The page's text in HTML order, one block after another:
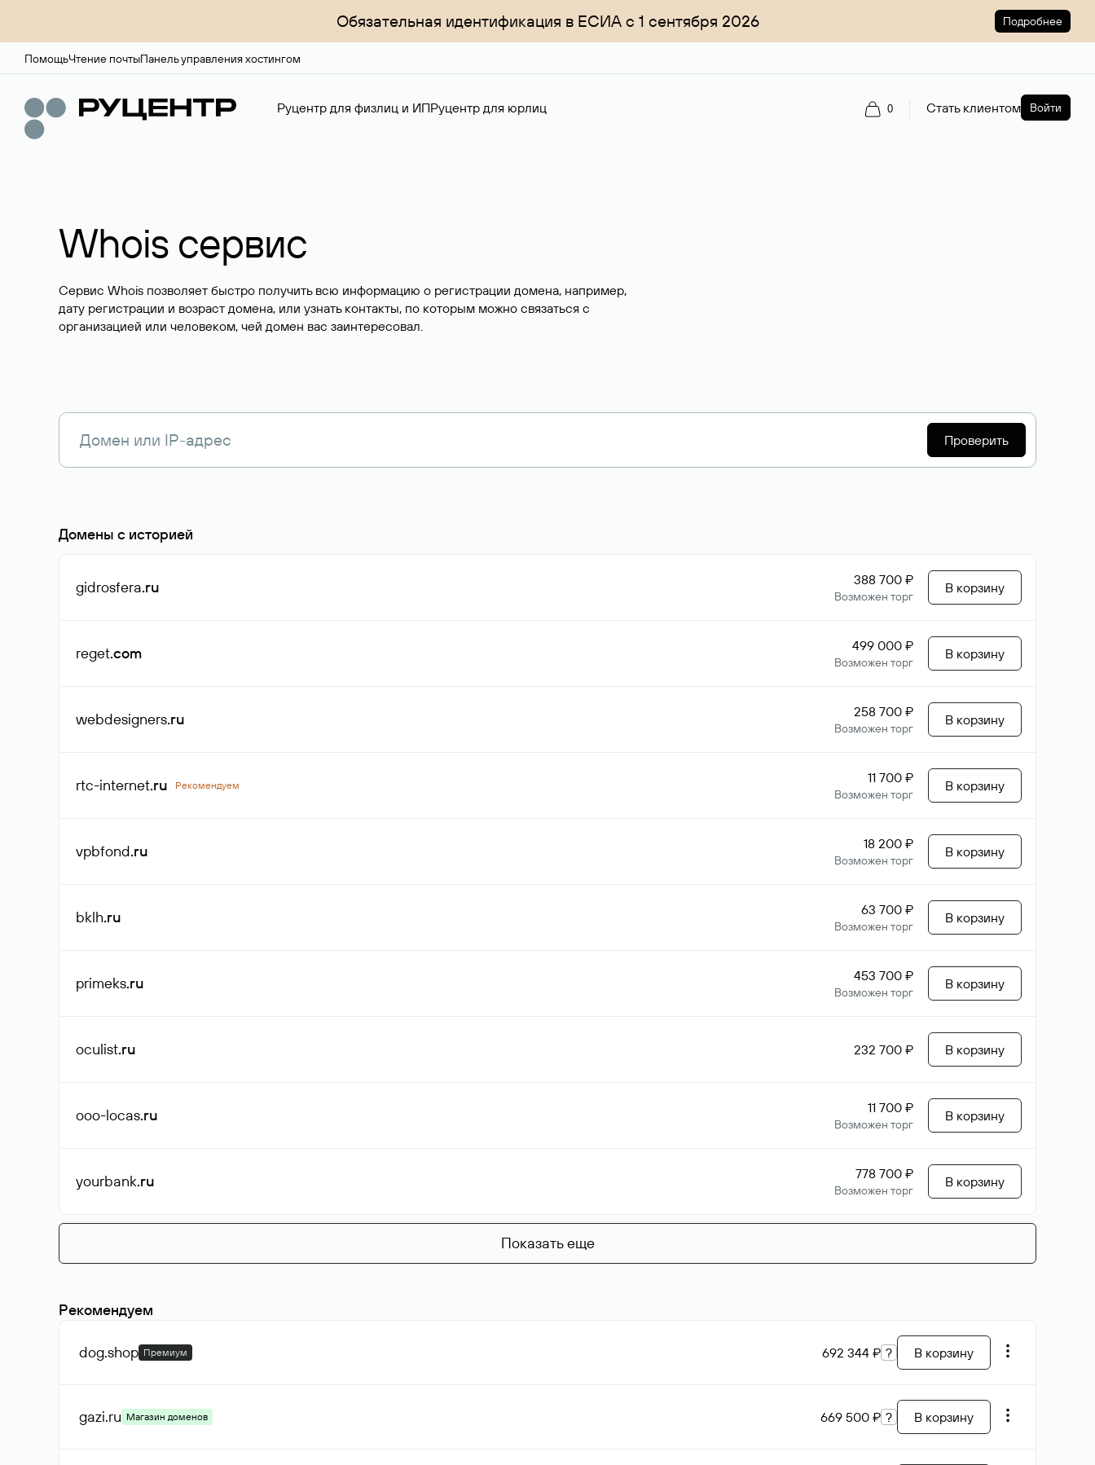
Обязательная идентификация в ЕСИА с 1 сентября 2026 Подробнее
ПомощьЧтение почтыПанель управления хостингом
Руцентр для физлиц и ИПРуцентр для юрлиц 0 Стать клиентом Войти
Whois сервис
Сервис Whois позволяет быстро получить всю информацию о регистрации домена, например,
дату регистрации и возраст домена, или узнать контакты, по которым можно связаться с
организацией или человеком, чей домен вас заинтересовал.
Проверить
Домены с историей
gidrosfera.ru 388 700 ₽
Возможен торг
В корзину
reget.com 499 000 ₽
Возможен торг
В корзину
webdesigners.ru 258 700 ₽
Возможен торг
В корзину
rtc-internet.ru Рекомендуем 11 700 ₽
Возможен торг
В корзину
vpbfond.ru 18 200 ₽
Возможен торг
В корзину
bklh.ru 63 700 ₽
Возможен торг
В корзину
primeks.ru 453 700 ₽
Возможен торг
В корзину
oculist.ru 232 700 ₽ В корзину
ooo-locas.ru 11 700 ₽
Возможен торг
В корзину
yourbank.ru 778 700 ₽
Возможен торг
В корзину
Показать еще
Рекомендуем
dog.shop Премиум 692 344 ₽ ? В корзину
gazi.ru Магазин доменов 669 500 ₽ ? В корзину